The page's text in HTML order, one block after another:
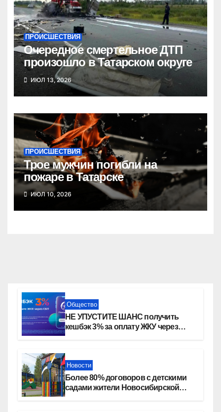
ПРОИСШЕСТВИЯ
Очередное смертельное ДТП
произошло в Татарском округе
ИЮЛ 13, 2026
ПРОИСШЕСТВИЯ
Трое мужчин погибли на
пожаре в Татарске
ИЮЛ 10, 2026
Общество
НЕ УПУСТИТЕ ШАНС получить
кешбэк 3% за оплату ЖКУ через
Новости
Более 80% договоров с детскими
садами жители Новосибирской